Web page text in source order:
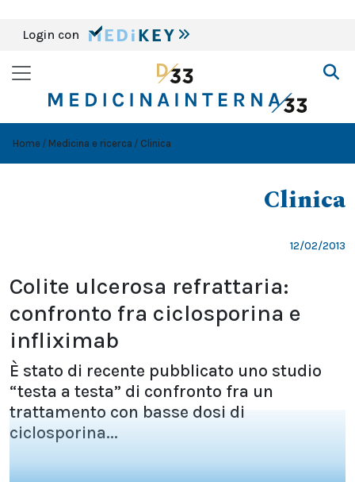
Login con
Home Medicina e ricerca Clinica
Clinica
12/02/2013
Colite ulcerosa refrattaria:
confronto fra ciclosporina e
infliximab
È stato di recente pubblicato uno studio
“testa a testa” di confronto fra un
trattamento con basse dosi di
ciclosporina...